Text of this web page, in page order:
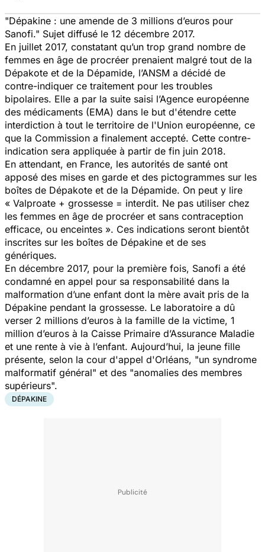
"Dépakine : une amende de 3 millions d’euros pour
Sanofi." Sujet diffusé le 12 décembre 2017.
En juillet 2017, constatant qu’un trop grand nombre de
femmes en âge de procréer prenaient malgré tout de la
Dépakote et de la Dépamide, l’ANSM a décidé de
contre-indiquer ce traitement pour les troubles
bipolaires. Elle a par la suite saisi l’Agence européenne
des médicaments (EMA) dans le but d'étendre cette
interdiction à tout le territoire de l'Union européenne, ce
que la Commission a finalement accepté. Cette contre-
indication sera appliquée à partir de fin juin 2018.
En attendant, en France, les autorités de santé ont
apposé des mises en garde et des pictogrammes sur les
boîtes de Dépakote et de la Dépamide. On peut y lire
« Valproate + grossesse = interdit. Ne pas utiliser chez
les femmes en âge de procréer et sans contraception
efficace, ou enceintes ». Ces indications seront bientôt
inscrites sur les boîtes de Dépakine et de ses
génériques.
En décembre 2017, pour la première fois, Sanofi a été
condamné en appel pour sa responsabilité dans la
malformation d’une enfant dont la mère avait pris de la
Dépakine pendant la grossesse. Le laboratoire a dû
verser 2 millions d’euros à la famille de la victime, 1
million d’euros à la Caisse Primaire d’Assurance Maladie
et une rente à vie à l’enfant. Aujourd’hui, la jeune fille
présente, selon la cour d'appel d'Orléans, "un syndrome
malformatif général" et des "anomalies des membres
supérieurs".
DÉPAKINE